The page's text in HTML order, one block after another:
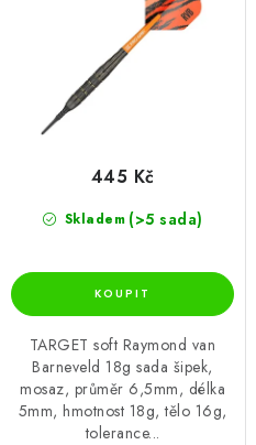
Skladem (>5 sada)
445 Kč
TARGET soft Raymond van
Barneveld 18g sada šipek,
mosaz, průměr 6,5mm, délka
5mm, hmotnost 18g, tělo 16g,
tolerance...